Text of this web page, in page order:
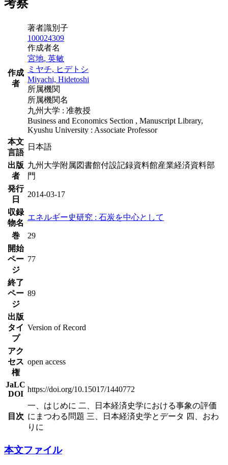
考察
作成
者
著者識別子
100024309
作成者名
宮地, 英敏
ミヤチ, ヒデトシ
Miyachi, Hidetoshi
所属機関
所属機関名
九州大学 : 准教授
Business and Economics Section , Manuscript Library,
Kyushu University : Associate Professor
本文
言語
日本語
出版
者
九州大学附属図書館付設記録資料館産業経済資料部
門
発行
日
2014-03-17
収録
物名
エネルギー史研究 : 石炭を中心として
巻
29
開始
ペー
ジ
77
終了
ペー
ジ
89
出版
タイ
プ
Version of Record
アク
セス
権
open access
JaLC
DOI
https://doi.org/10.15017/1440772
目次
一、はじめに 二、日本経済史学における事象の評価
にまつわる問題 三、日本経済史学とデータ 四、おわ
りに
本文ファイル